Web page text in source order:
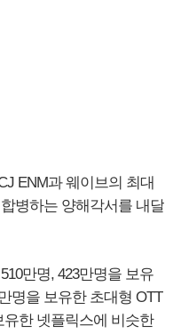
ENM과 웨이브의 최대
병하는 양해각서를 내달
만명, 423만명을 보유
명을 보유한 초대형 OTT
유한 넷플릭스에 비슷한